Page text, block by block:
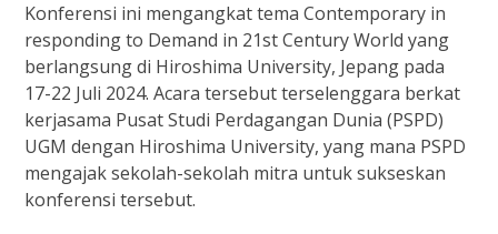
Konferensi ini mengangkat tema Contemporary in
responding to Demand in 21st Century World yang
berlangsung di Hiroshima University, Jepang pada
17-22 Juli 2024. Acara tersebut terselenggara berkat
kerjasama Pusat Studi Perdagangan Dunia (PSPD)
UGM dengan Hiroshima University, yang mana PSPD
mengajak sekolah-sekolah mitra untuk sukseskan
konferensi tersebut.